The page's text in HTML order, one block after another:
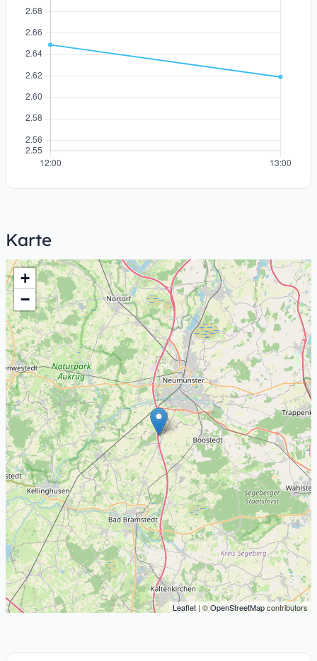
Karte
+
−
Leaflet | ©OpenStreetMapcontributors